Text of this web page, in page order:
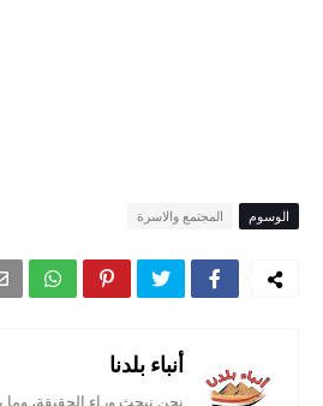
الوسوم المجتمع والاسرة
أنباء بلدنا